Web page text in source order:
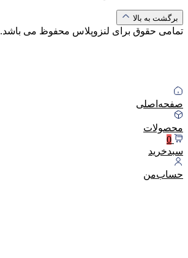
برگشت به بالا
تمامی حقوق برای لنزوپلاس محفوظ می باشد.
صفحه‌اصلی
محصولات
0
سبد‌خرید
حساب‌من